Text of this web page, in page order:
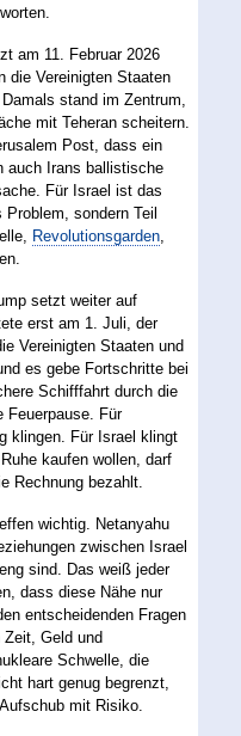
am 11. Februar 2026
die Vereinigten Staaten
stand im Zentrum,
mit Teheran scheitern.
Post, dass ein
auch Irans ballistische
Für Israel ist das
sondern Teil
Revolutionsgarden
setzt weiter auf
erst am 1. Juli, der
Vereinigten Staaten und
es gebe Fortschritte bei
Schifffahrt durch die
Feuerpause. Für
klingen. Für Israel klingt
kaufen wollen, darf
Rechnung bezahlt.
wichtig. Netanyahu
zwischen Israel
sind. Das weiß jeder
dass diese Nähe nur
entscheidenden Fragen
Geld und
Schwelle, die
hart genug begrenzt,
mit Risiko.